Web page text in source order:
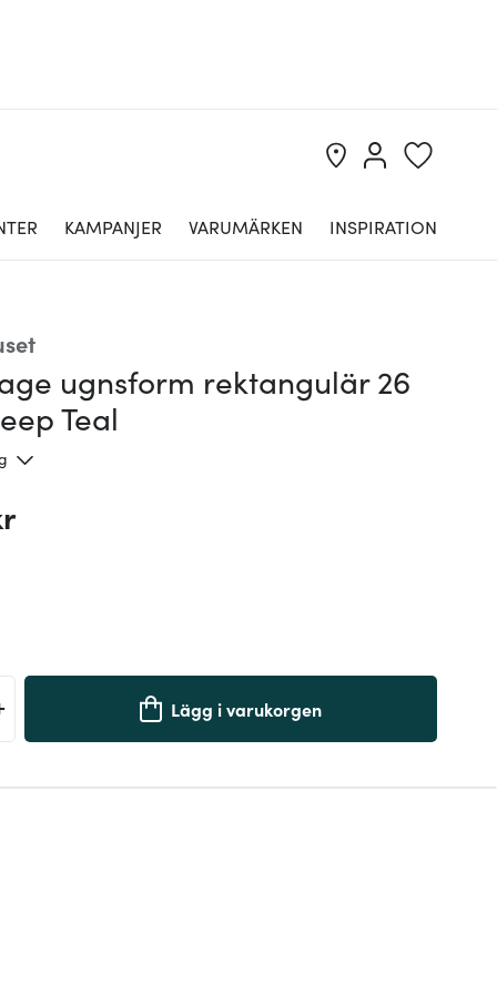
KAMPANJER VARUMÄRKEN INSPIRATION
ugnsform rektangulär 26
Teal
Lägg i varukorgen